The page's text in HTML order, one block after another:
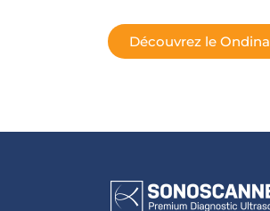
Découvrez le Ondina